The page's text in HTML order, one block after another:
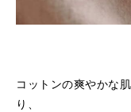
コットンの爽やかな
り、